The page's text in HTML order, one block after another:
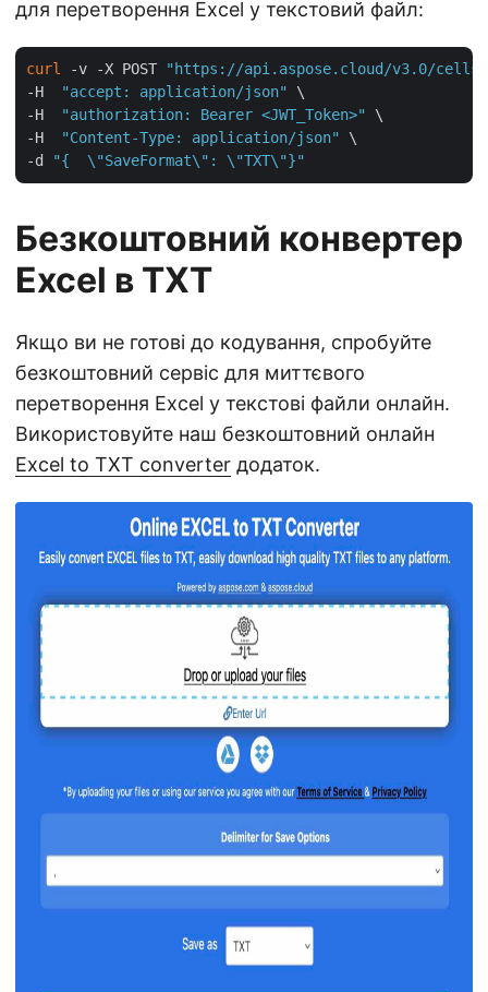
для перетворення Excel у текстовий файл:
curl -v -X POST
"https://api.aspose.cloud/v3.0/cells/
-H
"accept: application/json"
\
-H
"authorization: Bearer <JWT_Token>"
\
-H
"Content-Type: application/json"
\
-d
"{  \"SaveFormat\": \"TXT\"}"
Безкоштовний конвертер
Excel в TXT
Якщо ви не готові до кодування, спробуйте
безкоштовний сервіс для миттєвого
перетворення Excel у текстові файли онлайн.
Використовуйте наш безкоштовний онлайн
Excel to TXT converter додаток.